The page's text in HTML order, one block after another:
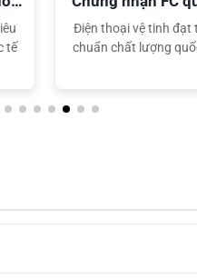
tế
tế
Điện thoại vệ tinh đạt
chuẩn chất lượng